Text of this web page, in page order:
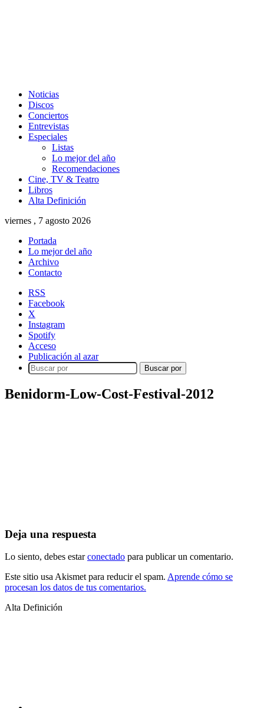
Noticias
Discos
Conciertos
Entrevistas
Especiales
Listas
Lo mejor del año
Recomendaciones
Cine, TV & Teatro
Libros
Alta Definición
viernes , 7 agosto 2026
Portada
Lo mejor del año
Archivo
Contacto
RSS
Facebook
X
Instagram
Spotify
Acceso
Publicación al azar
Buscar por
Benidorm-Low-Cost-Festival-2012
Deja una respuesta
Lo siento, debes estarconectado para publicar un comentario.
Este sitio usa Akismet para reducir el spam. Aprende cómo se
procesan los datos de tus comentarios.
Alta Definición